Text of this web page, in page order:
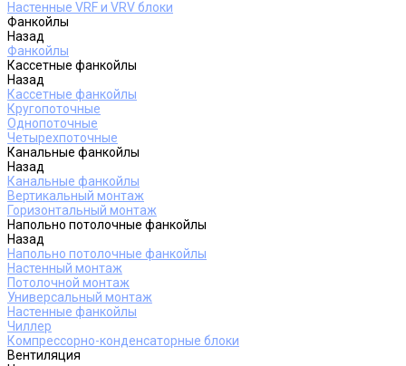
Настенные VRF и VRV блоки
Фанкойлы
Назад
Фанкойлы
Кассетные фанкойлы
Назад
Кассетные фанкойлы
Кругопоточные
Однопоточные
Четырехпоточные
Канальные фанкойлы
Назад
Канальные фанкойлы
Вертикальный монтаж
Горизонтальный монтаж
Напольно потолочные фанкойлы
Назад
Напольно потолочные фанкойлы
Настенный монтаж
Потолочной монтаж
Универсальный монтаж
Настенные фанкойлы
Чиллер
Компрессорно-конденсаторные блоки
Вентиляция